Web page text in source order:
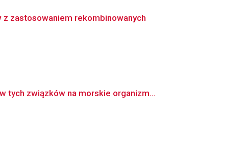
zastosowaniem rekombinowanych
tych związków na morskie organizm...